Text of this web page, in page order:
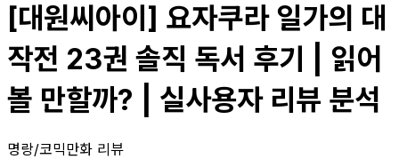
[대원씨아이] 요자쿠라 일가의 대
작전 23권 솔직 독서 후기 | 읽어
볼 만할까? | 실사용자 리뷰 분석
명랑/코믹만화 리뷰